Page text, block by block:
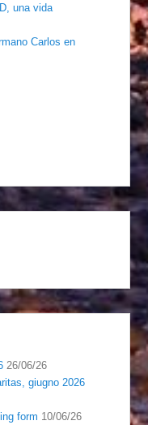
una vida
Carlos en
26/06/26
giugno 2026
form 10/06/26